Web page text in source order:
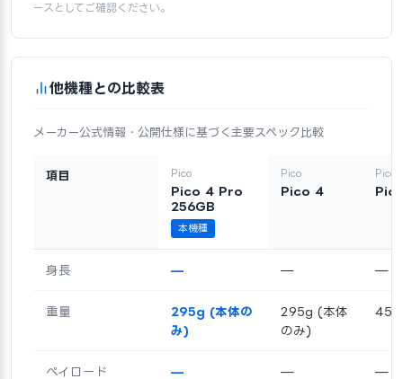
ースとしてご確認ください。
他機種との比較表
メーカー公式情報・公開仕様に基づく主要スペック比較
項目 Pico
Pico 4 Pro
256GB
本機種
Pico
Pico 4
Pico
身長 — — —
重量
295g (本体の
み)
295g (本体
のみ)
ペイロード — — —